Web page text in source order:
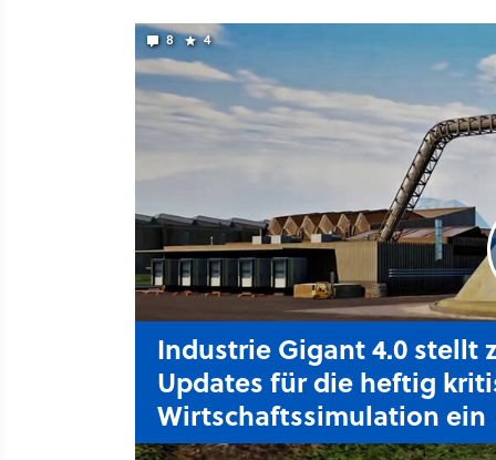
8 4
Industrie Gigant 4.0 stellt
Updates für die heftig
Wirtschaftssimulation ein